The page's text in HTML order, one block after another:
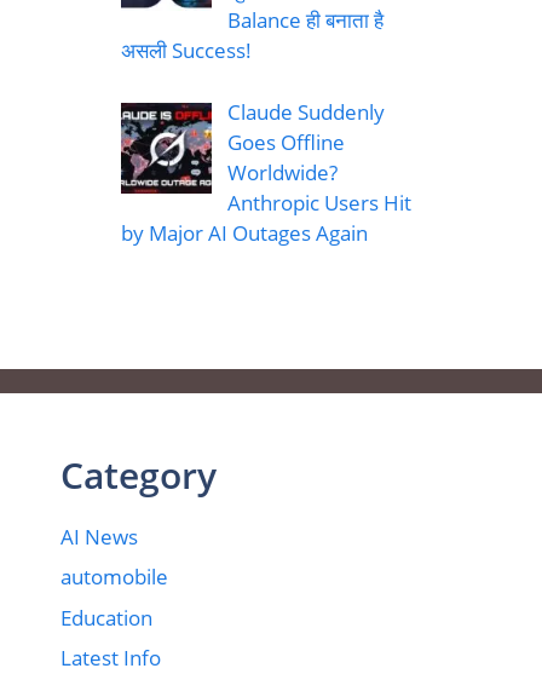
Balance ही बनाता है
असली Success!
Claude Suddenly
Goes Offline
Worldwide?
Anthropic Users Hit
by Major AI Outages Again
Category
AI News
automobile
Education
Latest Info